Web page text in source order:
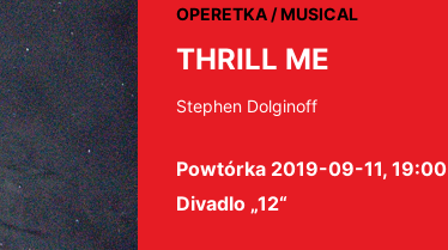
OPERETKA / MUSICAL
THRILL ME
Stephen Dolginoff
Powtórka 2019-09-11, 19:00
Divadlo „12“